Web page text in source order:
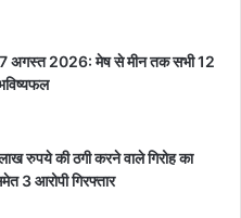
अगस्त 2026: मेष से मीन तक सभी 12
रुपये की ठगी करने वाले गिरोह का
3 आरोपी गिरफ्तार